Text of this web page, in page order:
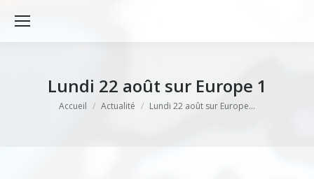
Lundi 22 août sur Europe 1
Vous êtes ici :
Accueil Actualité Lundi 22 août sur Europe…